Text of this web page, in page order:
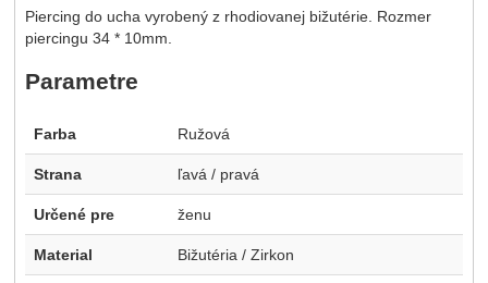
Piercing do ucha vyrobený z rhodiovanej bižutérie. Rozmer
piercingu 34 * 10mm.
Parametre
Farba Ružová
Strana ľavá / pravá
Určené pre ženu
Material Bižutéria / Zirkon